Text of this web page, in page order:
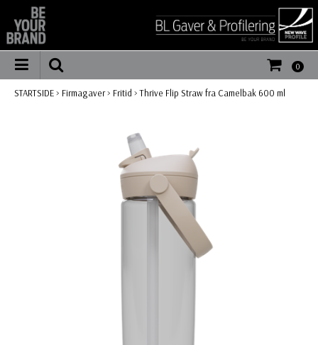
0
STARTSIDE> Firmagaver> Fritid >Thrive Flip Straw fra Camelbak 600 ml